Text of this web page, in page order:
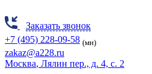
Заказать звонок
+7 (495) 228-09-58 (мн)
zakaz@a228.ru
Москва, Лялин пер., д. 4, с. 2